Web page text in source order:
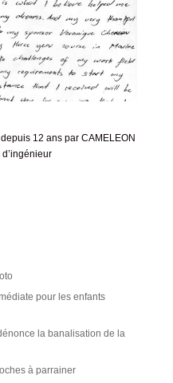
12 ans par CAMELEON
pour les enfants
la banalisation de la
à parrainer